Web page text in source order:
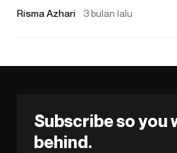
Risma Azhari 3 bulan lalu
Subscribe so you
behind.